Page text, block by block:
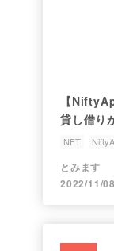
【
貸し借り
NFT
とみます
2022/11/08